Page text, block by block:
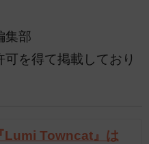
集部
を得て掲載しており
Lumi Towncat』は